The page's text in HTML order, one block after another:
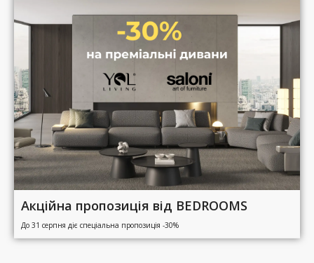
Акційна пропозиція від BEDROOMS
До 31 серпня діє спеціальна пропозиція -30%